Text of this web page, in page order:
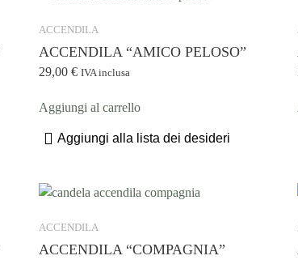
ACCENDILA
ACCENDILA “AMICO PELOSO”
29,00 € IVA inclusa
Aggiungi al carrello
Aggiungi alla lista dei desideri
ACCENDILA
ACCENDILA “COMPAGNIA”